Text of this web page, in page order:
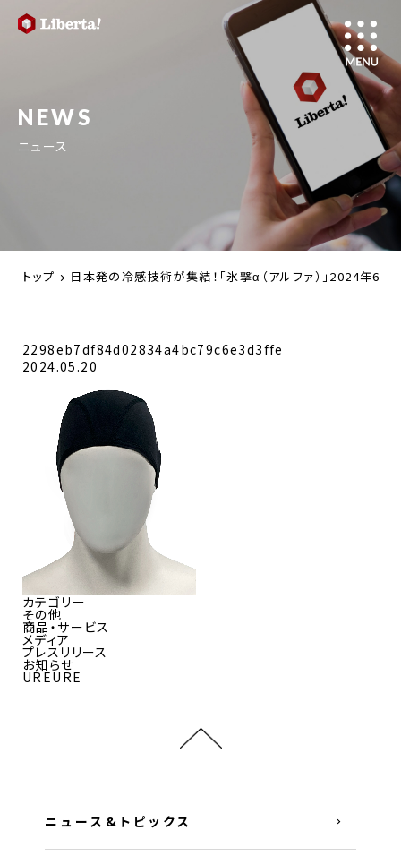
NEWS
ニュース
トップ 日本発の冷感技術が集結！「氷撃α（アルファ）」2024年6
2298eb7df84d02834a4bc79c6e3d3ffe
2024.05.20
カテゴリー
その他
商品・サービス
メディア
プレスリリース
お知らせ
UREURE
ニュース&トピックス